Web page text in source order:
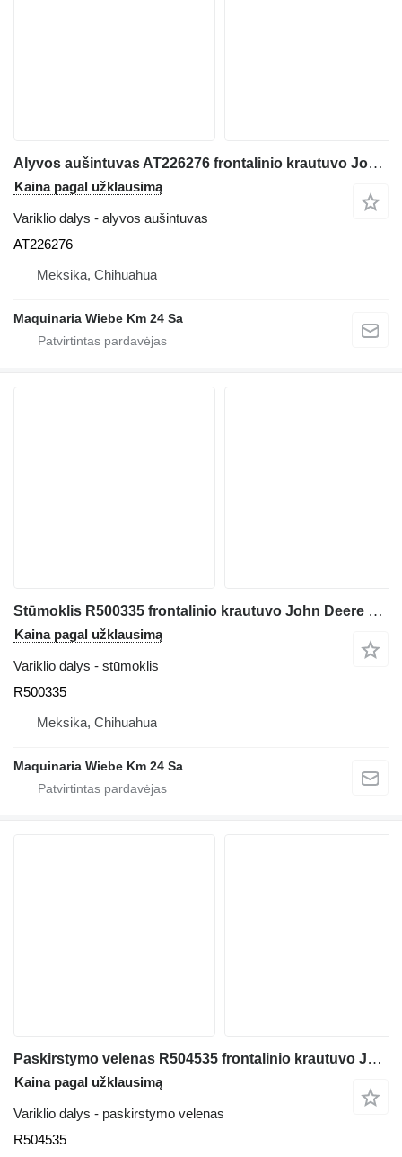
Alyvos aušintuvas AT226276 frontalinio krautuvo John Deere 544J,544K,444K
Kaina pagal užklausimą
Variklio dalys - alyvos aušintuvas
AT226276
Meksika, Chihuahua
Maquinaria Wiebe Km 24 Sa
Stūmoklis R500335 frontalinio krautuvo John Deere 544J
Kaina pagal užklausimą
Variklio dalys - stūmoklis
R500335
Meksika, Chihuahua
Maquinaria Wiebe Km 24 Sa
Paskirstymo velenas R504535 frontalinio krautuvo John Deere 544J
Kaina pagal užklausimą
Variklio dalys - paskirstymo velenas
R504535